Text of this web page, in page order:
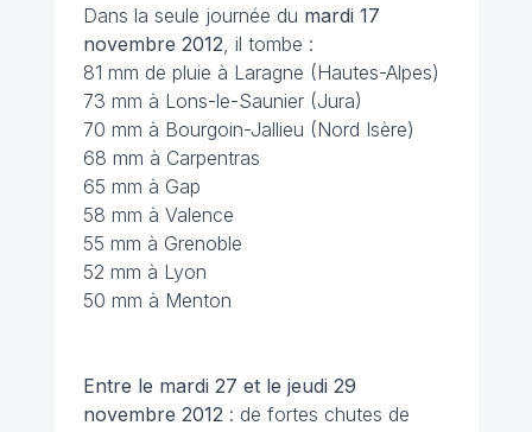
Dans la seule journée du mardi 17
novembre 2012 , il tombe :
81 mm de pluie à Laragne (Hautes-Alpes)
73 mm à Lons-le-Saunier (Jura)
70 mm à Bourgoin-Jallieu (Nord Isère)
68 mm à Carpentras
65 mm à Gap
58 mm à Valence
55 mm à Grenoble
52 mm à Lyon
50 mm à Menton
Entre le mardi 27 et le jeudi 29
novembre 2012 : de fortes chutes de